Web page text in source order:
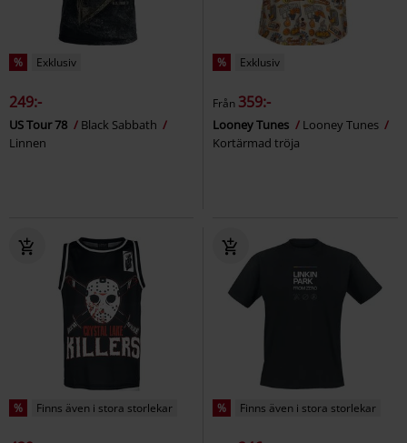
% Exklusiv
249:-
US Tour 78
Black Sabbath
Linnen
% Exklusiv
Från 359:-
Looney Tunes
Looney Tunes
Kortärmad tröja
% Finns även i stora storlekar % Finns även i stora storlekar